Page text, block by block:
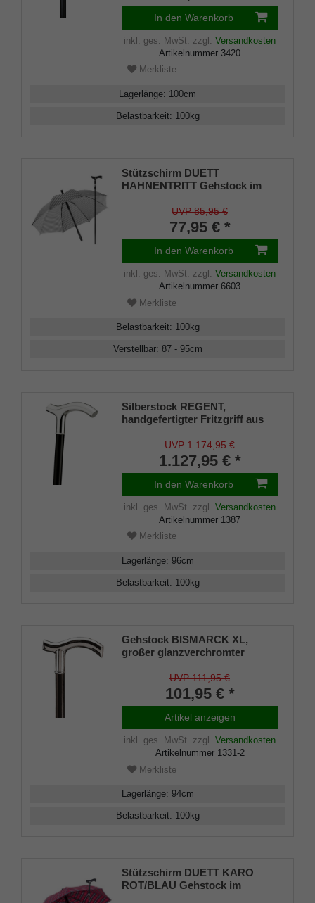
In den Warenkorb
inkl. ges. MwSt. zzgl. Versandkosten
Artikelnummer 3420
Merkliste
Lagerlänge: 100cm
Belastbarkeit: 100kg
Stützschirm DUETT
HAHNENTRITT Gehstock im
höhenverstellbar, Fritzgriff,
Schirmhülle, Klettverschluss,
Gummipuffer Damen und
Herren
UVP 85,95 €
77,95 € *
In den Warenkorb
inkl. ges. MwSt. zzgl. Versandkosten
Artikelnummer 6603
Merkliste
Belastbarkeit: 100kg
Verstellbar: 87 - 95cm
Silberstock REGENT,
handgefertigter Fritzgriff aus
mit Gravurplatten, Stock aus
echtem Makassar-Ebenholz,
Gummipuffer
UVP 1.174,95 €
1.127,95 € *
In den Warenkorb
inkl. ges. MwSt. zzgl. Versandkosten
Artikelnummer 1387
Merkliste
Lagerlänge: 96cm
Belastbarkeit: 100kg
Gehstock BISMARCK XL,
großer glanzverchromter
Stock aus Buchenholz
seidenmatt-schwarz lackiert,
inklusiv Schlankpuffer.
UVP 111,95 €
101,95 € *
Artikel anzeigen
inkl. ges. MwSt. zzgl. Versandkosten
Artikelnummer 1331-2
Merkliste
Lagerlänge: 94cm
Belastbarkeit: 100kg
Stützschirm DUETT KARO
ROT/BLAU Gehstock im